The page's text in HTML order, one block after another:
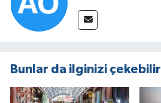
Bunlar da ilginizi çekebilir